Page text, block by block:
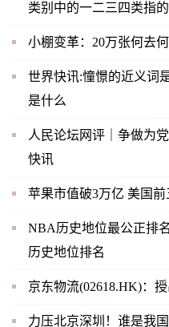
类别中的一二三四类指
小棚变革：20万张何去
世界快讯:憧憬的近义词
是什么
人民论坛网评｜争做为
快讯
苹果市值破3万亿 美国
NBA历史地位最公正排
历史地位排名
京东物流(02618.HK)：
力压北京深圳！谁是我